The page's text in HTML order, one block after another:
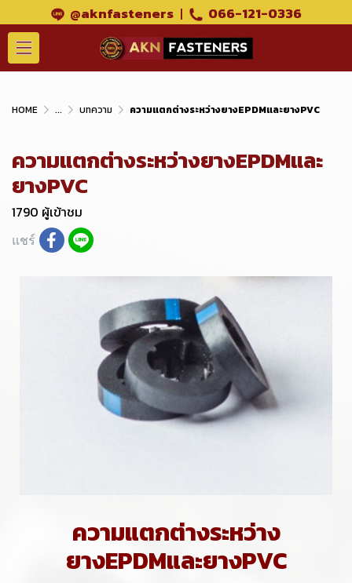
@aknfasteners | 066-121-0336
HOME ... บทความ ความแตกต่างระหว่างยางEPDMและยางPVC
ความแตกต่างระหว่างยางEPDMและ
ยางPVC
1790 ผู้เข้าชม
แชร์
ความแตกต่างระหว่าง
ยางEPDMและยางPVC